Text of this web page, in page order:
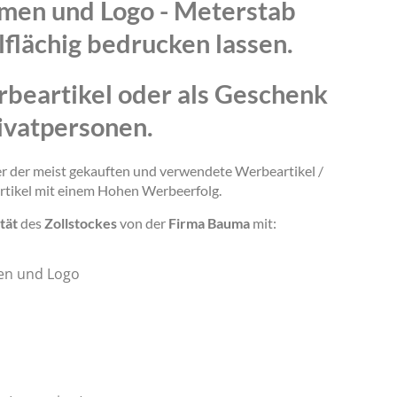
und Logo - Meterstab
bedrucken lassen.
oder als Geschenk
der meist gekauften und verwendete Werbeartikel /
mit einem Hohen Werbeerfolg.
des Zollstockesvon der Firma Bauma mit:
und Logo